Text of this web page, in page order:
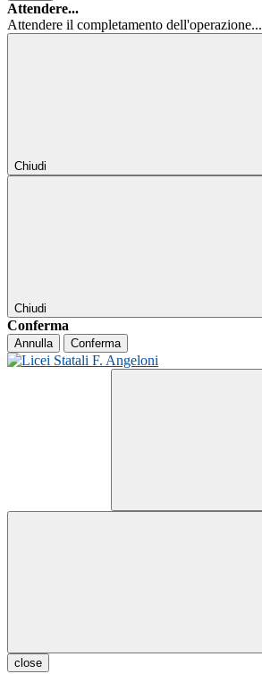
Attendere...
Attendere il completamento dell'operazione...
Chiudi
Chiudi
Conferma
Annulla Conferma
close